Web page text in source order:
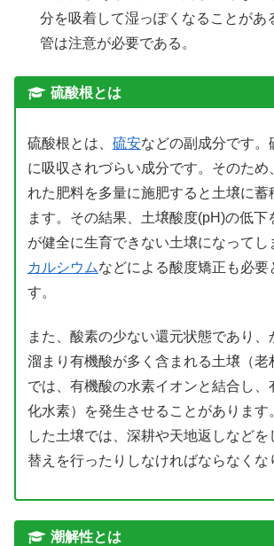
分を吸着して湿っぽくなることがあ
管は注意が必要である。
硫酸根とは
硫酸根とは、 硫安などの副成分です。
に吸収されづらい成分です。そのため
れた肥料を多量に施肥すると土壌に蓄
ます。その結果、土壌酸度(pH)の低下
が健全に生育できない土壌になってし
カルシウムなどによる酸度矯正も必要
す。
また、酸素の少ない還元状態であり
溜まり有機酸が多く含まれる土壌（老
では、有機酸の水素イオンと結合し、
化水素）を発生させることがあります
した土壌では、深耕や天地返しなどを
替えを行ったりしなければならなくな
潮解性とは